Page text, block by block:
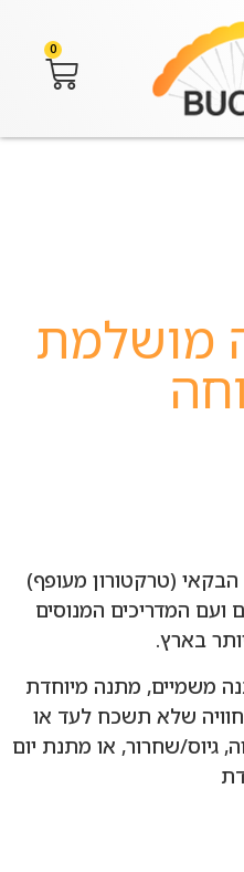
0
מושלמת
(טרקטורון מעופף)
ועם המדריכים המנוסים
בארץ.
משמיים, מתנה מיוחדת
שלא תשכח לעד או
גיוס/שחרור, או מתנת יום